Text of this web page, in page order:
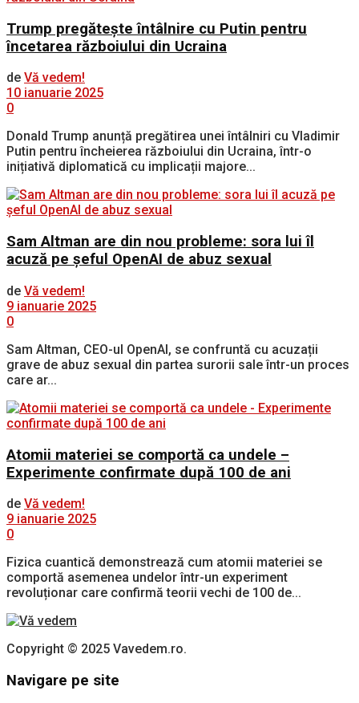
Trump pregătește întâlnire cu Putin pentru
încetarea războiului din Ucraina
de Vă vedem!
10 ianuarie 2025
0
Donald Trump anunță pregătirea unei întâlniri cu Vladimir
Putin pentru încheierea războiului din Ucraina, într-o
inițiativă diplomatică cu implicații majore...
Sam Altman are din nou probleme: sora lui îl
acuză pe șeful OpenAI de abuz sexual
de Vă vedem!
9 ianuarie 2025
0
Sam Altman, CEO-ul OpenAI, se confruntă cu acuzații
grave de abuz sexual din partea surorii sale într-un proces
care ar...
Atomii materiei se comportă ca undele –
Experimente confirmate după 100 de ani
de Vă vedem!
9 ianuarie 2025
0
Fizica cuantică demonstrează cum atomii materiei se
comportă asemenea undelor într-un experiment
revoluționar care confirmă teorii vechi de 100 de...
Copyright © 2025 Vavedem.ro.
Navigare pe site